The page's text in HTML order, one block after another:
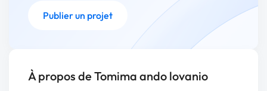
Publier un projet
À propos de Tomima ando lovanio